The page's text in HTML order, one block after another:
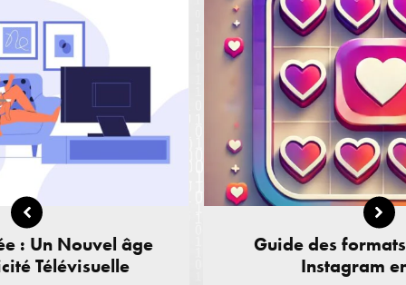
: Un Nouvel âge
Télévisuelle
Guide des
Instagram